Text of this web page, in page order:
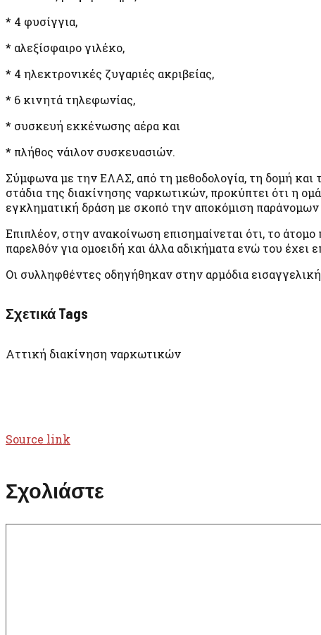
* 4 φυσίγγια,
* αλεξίσφαιρο γιλέκο,
* 4 ηλεκτρονικές ζυγαριές ακριβείας,
* 6 κινητά τηλεφωνίας,
* συσκευή εκκένωσης αέρα και
* πλήθος νάιλον συσκευασιών.
Σύμφωνα με την ΕΛΑΣ, από τη μεθοδολογία, τη δομή
στάδια της διακίνησης ναρκωτικών, προκύπτει ότι η
εγκληματική δράση με σκοπό την αποκόμιση
Επιπλέον, στην ανακοίνωση επισημαίνεται ότι, το
παρελθόν για ομοειδή και άλλα αδικήματα ενώ του έχει
Οι συλληφθέντες οδηγήθηκαν στην αρμόδια
Σχετικά Tags
Αττική διακίνηση ναρκωτικών
Source link
Σχολιάστε